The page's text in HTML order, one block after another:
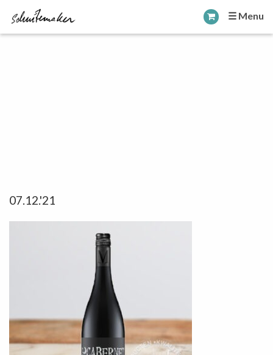
☰ Menu
07.12.'21